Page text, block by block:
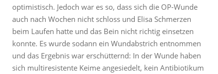
optimistisch. Jedoch war es so, dass sich die OP-Wunde
auch nach Wochen nicht schloss und Elisa Schmerzen
beim Laufen hatte und das Bein nicht richtig einsetzen
konnte. Es wurde sodann ein Wundabstrich entnommen
und das Ergebnis war erschütternd: In der Wunde haben
sich multiresistente Keime angesiedelt, kein Antibiotikum